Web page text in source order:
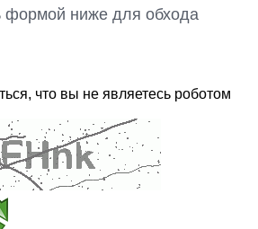
формой ниже для обхода
что вы не являетесь роботом